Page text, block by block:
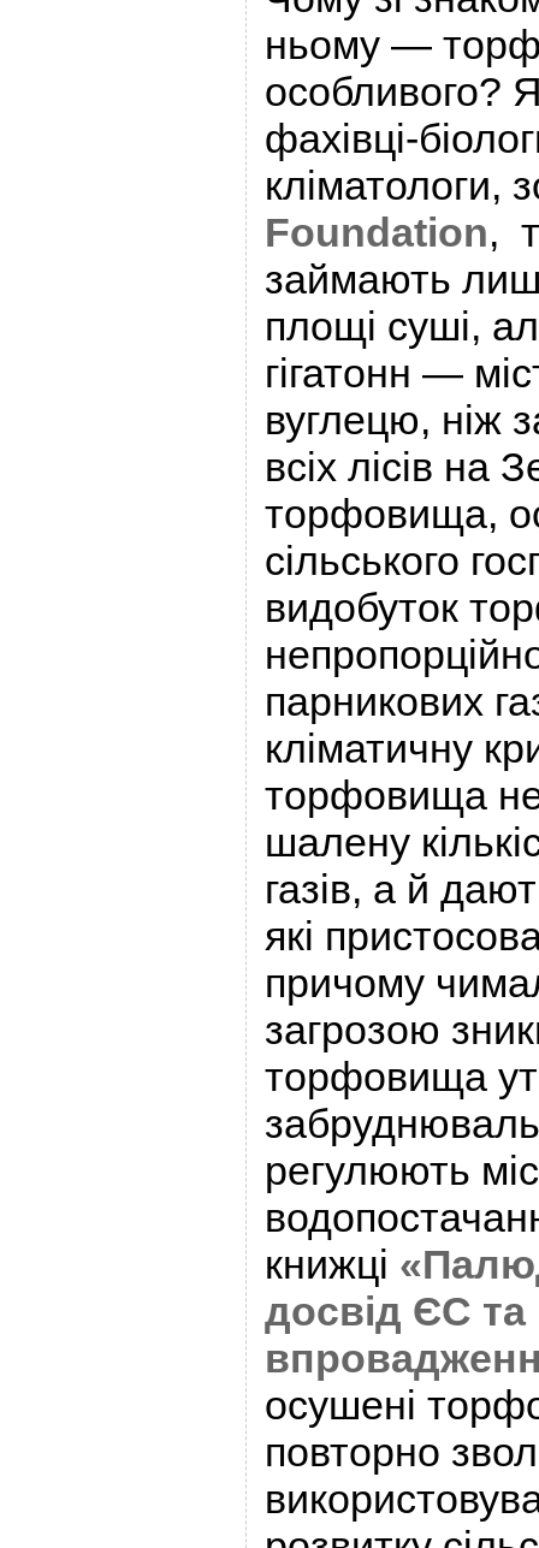
ньому —
особливого?
фахівці-
кліматологи,
Foundation,
займають
площі суші,
гігатонн —
вуглецю, ніж
всіх лісів на
торфовища,
сільського
видобуток
парникових
кліматичну
торфовища
шалену
газів, а й
які
причому
загрозою
торфовища
регулюють
книжці
досвід ЄС
осушені
повторно